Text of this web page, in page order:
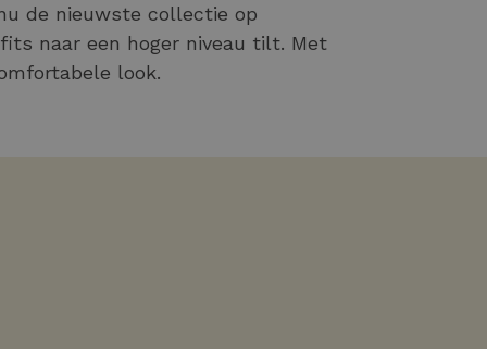
de nieuwste collectie op
naar een hoger niveau tilt. Met
look.